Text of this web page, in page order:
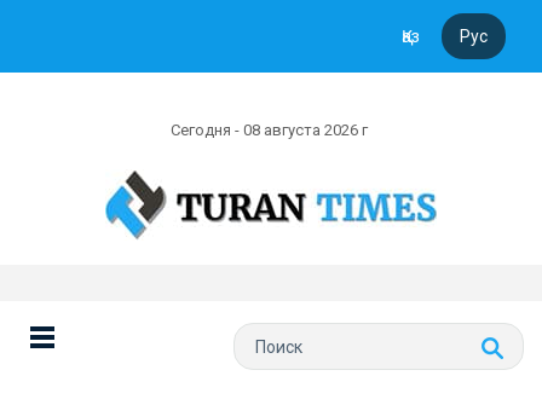
Қаз Рус
Сегодня - 08 августа 2026 г